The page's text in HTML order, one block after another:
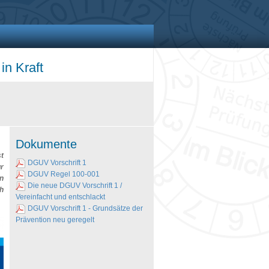
Kraft
Dokumente
DGUV Vorschrift 1
DGUV Regel 100-001
Die neue DGUV Vorschrift 1 /
Vereinfacht und entschlackt
DGUV Vorschrift 1 - Grundsätze der
Prävention neu geregelt